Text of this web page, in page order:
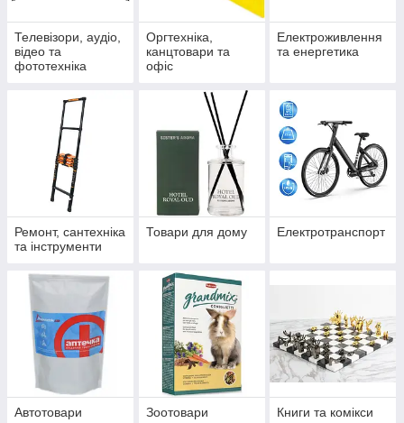
Телевізори, аудіо,
відео та
фототехніка
Оргтехніка,
канцтовари та
офіс
Електроживлення
та енергетика
Ремонт, сантехніка
та інструменти
Товари для дому Електротранспорт
Автотовари Зоотовари Книги та комікси